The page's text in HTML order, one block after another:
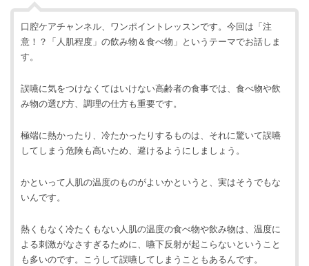
口腔ケアチャンネル、ワンポイントレッスンです。今回は「注
意！？「人肌程度」の飲み物＆食べ物」というテーマでお話しま
す。
誤嚥に気をつけなくてはいけない高齢者の食事では、食べ物や飲
み物の選び方、調理の仕方も重要です。
極端に熱かったり、冷たかったりするものは、それに驚いて誤嚥
してしまう危険も高いため、避けるようにしましょう。
かといって人肌の温度のものがよいかというと、実はそうでもな
いんです。
熱くもなく冷たくもない人肌の温度の食べ物や飲み物は、温度に
よる刺激がなさすぎるために、嚥下反射が起こらないということ
も多いのです。こうして誤嚥してしまうこともあるんです。